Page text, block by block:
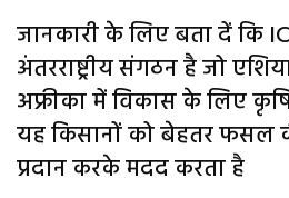
जानकारी के लिए बता दें कि
अंतरराष्ट्रीय संगठन है जो
अफ्रीका में विकास के लिए
यह किसानों को बेहतर फसल
प्रदान करके मदद करता है